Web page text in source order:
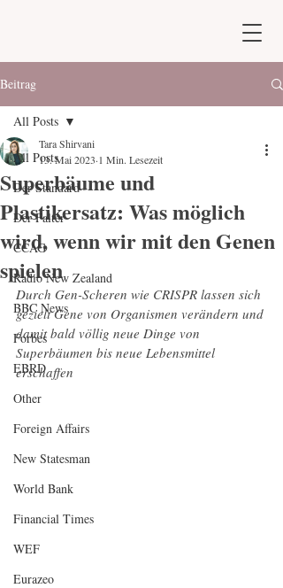
Beitrag
All Posts
Der Standard
Der Falter
CCAG
Radio New Zealand
BBC News
Forbes
EBRD
Other
Foreign Affairs
New Statesman
World Bank
Financial Times
WEF
Eurazeo
All Posts
Superbäume und
Plastikersatz: Was möglich
wird, wenn wir mit den Genen
spielen
Tara Shirvani
13. Mai 2023 1 Min. Lesezeit
Durch Gen-Scheren wie CRISPR lassen sich
gezielt Gene von Organismen verändern und
damit bald völlig neue Dinge von
Superbäumen bis neue Lebensmittel
erschaffen